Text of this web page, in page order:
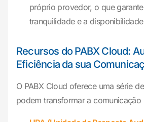
próprio provedor, o que
tranquilidade e a
Recursos do PABX Cloud:
Eficiência da sua
O PABX Cloud oferece uma série
podem transformar a comunicação